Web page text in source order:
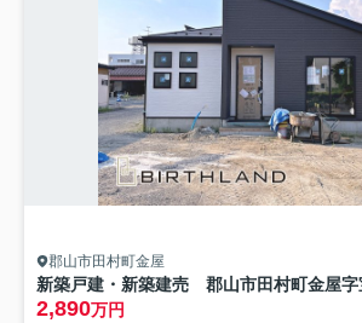
郡山市田村町金屋
2,890万円